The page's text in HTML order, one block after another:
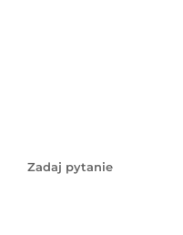
Zadaj pytanie